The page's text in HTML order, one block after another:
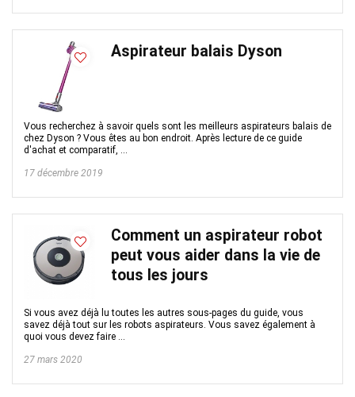
Aspirateur balais Dyson
Vous recherchez à savoir quels sont les meilleurs aspirateurs balais de
chez Dyson ? Vous êtes au bon endroit. Après lecture de ce guide
d'achat et comparatif, ...
17 décembre 2019
Comment un aspirateur robot
peut vous aider dans la vie de
tous les jours
Si vous avez déjà lu toutes les autres sous-pages du guide, vous
savez déjà tout sur les robots aspirateurs. Vous savez également à
quoi vous devez faire ...
27 mars 2020